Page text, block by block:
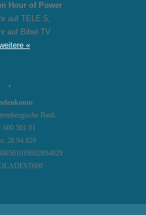
Hour of Power
auf TELE 5,
auf Bibel TV
«
:
Bank
600 501 01
28 94 829